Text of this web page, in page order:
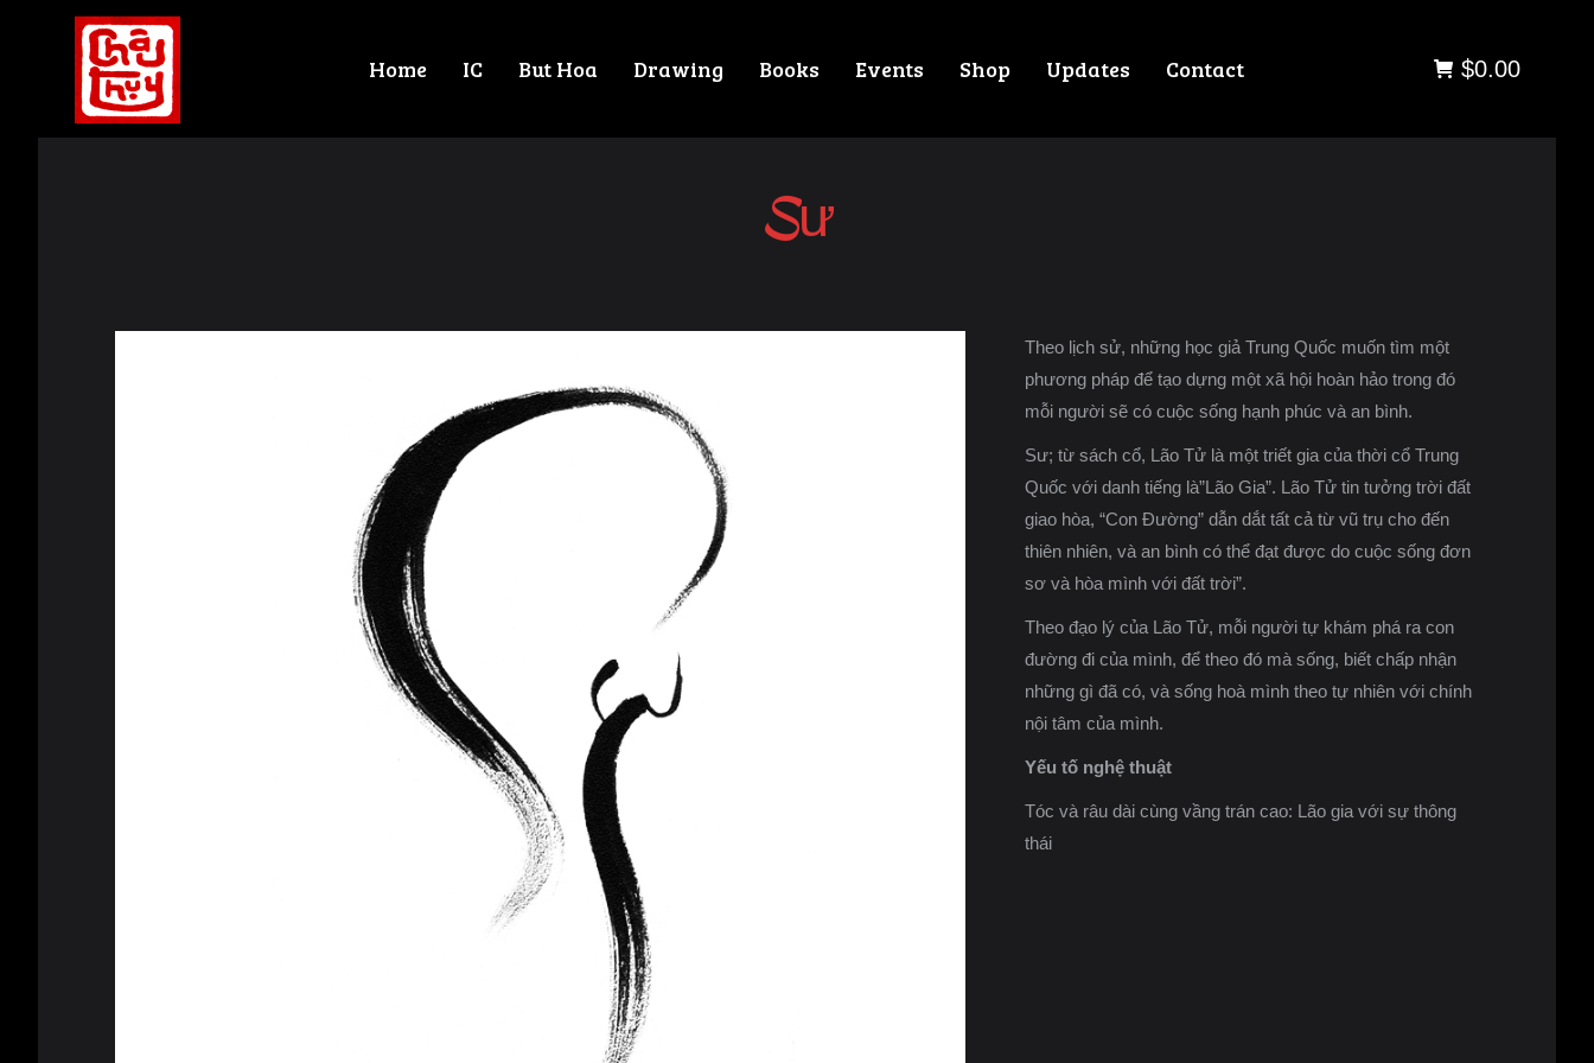
Home IC But Hoa Drawing Books Events Shop Updates Contact $0.00
Sư
Theo lịch sử, những học giả Trung Quốc muốn tìm một
phương pháp để tạo dựng một xã hội hoàn hảo trong đó
mỗi người sẽ có cuộc sống hạnh phúc và an bình.
Sư; từ sách cổ, Lão Tử là một triết gia của thời cổ Trung
Quốc với danh tiếng là”Lão Gia”. Lão Tử tin tưởng trời đất
giao hòa, “Con Ðường” dẫn dắt tất cả từ vũ trụ cho đến
thiên nhiên, và an bình có thể đạt được do cuộc sống đơn
sơ và hòa mình với đất trời”.
Theo đạo lý của Lão Tử, mỗi người tự khám phá ra con
đường đi của mình, để theo đó mà sống, biết chấp nhận
những gì đã có, và sống hoà mình theo tự nhiên với chính
nội tâm của mình.
Yếu tố nghệ thuật
Tóc và râu dài cùng vầng trán cao: Lão gia với sự thông
thái